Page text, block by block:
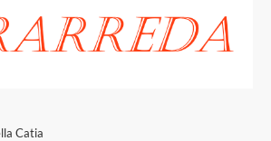
Catia